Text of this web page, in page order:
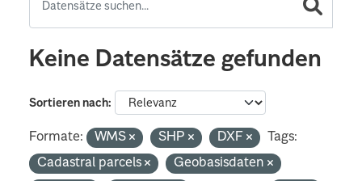
Keine Datensätze gefunden
Sortieren nach
Formate: WMS SHP DXF
Tags:
Cadastral parcels
Geobasisdaten